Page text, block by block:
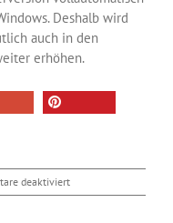
Deshalb wird
auch in den
erhöhen.
deaktiviertfür
Internet